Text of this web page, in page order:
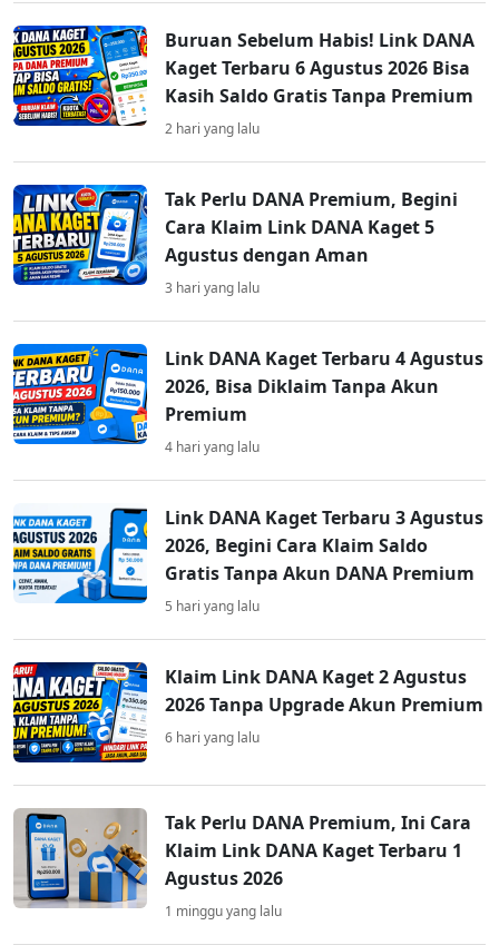
Buruan Sebelum Habis! Link DANA
Kaget Terbaru 6 Agustus 2026 Bisa
Kasih Saldo Gratis Tanpa Premium
2 hari yang lalu
Tak Perlu DANA Premium, Begini
Cara Klaim Link DANA Kaget 5
Agustus dengan Aman
3 hari yang lalu
Link DANA Kaget Terbaru 4 Agustus
2026, Bisa Diklaim Tanpa Akun
Premium
4 hari yang lalu
Link DANA Kaget Terbaru 3 Agustus
2026, Begini Cara Klaim Saldo
Gratis Tanpa Akun DANA Premium
5 hari yang lalu
Klaim Link DANA Kaget 2 Agustus
2026 Tanpa Upgrade Akun Premium
6 hari yang lalu
Tak Perlu DANA Premium, Ini Cara
Klaim Link DANA Kaget Terbaru 1
Agustus 2026
1 minggu yang lalu